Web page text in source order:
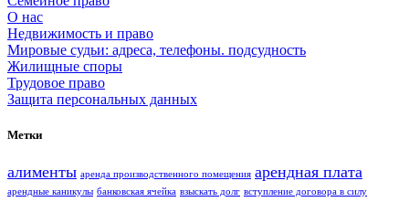
О нас
Недвижимость и право
Мировые судьи: адреса, телефоны. подсудность
Жилищные споры
Трудовое право
Защита персональных данных
Метки
алименты аренда производственного помещения арендная плата
арендные каникулы банковская ячейка взыскать долг вступление договора в силу